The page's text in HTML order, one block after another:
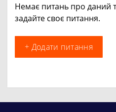
Немає питань про даний
задайте своє питання.
+ Додати питання